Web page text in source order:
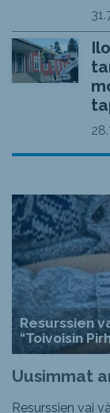
Resurssien
“Toivoisin
Uusimmat
Resurssien vai